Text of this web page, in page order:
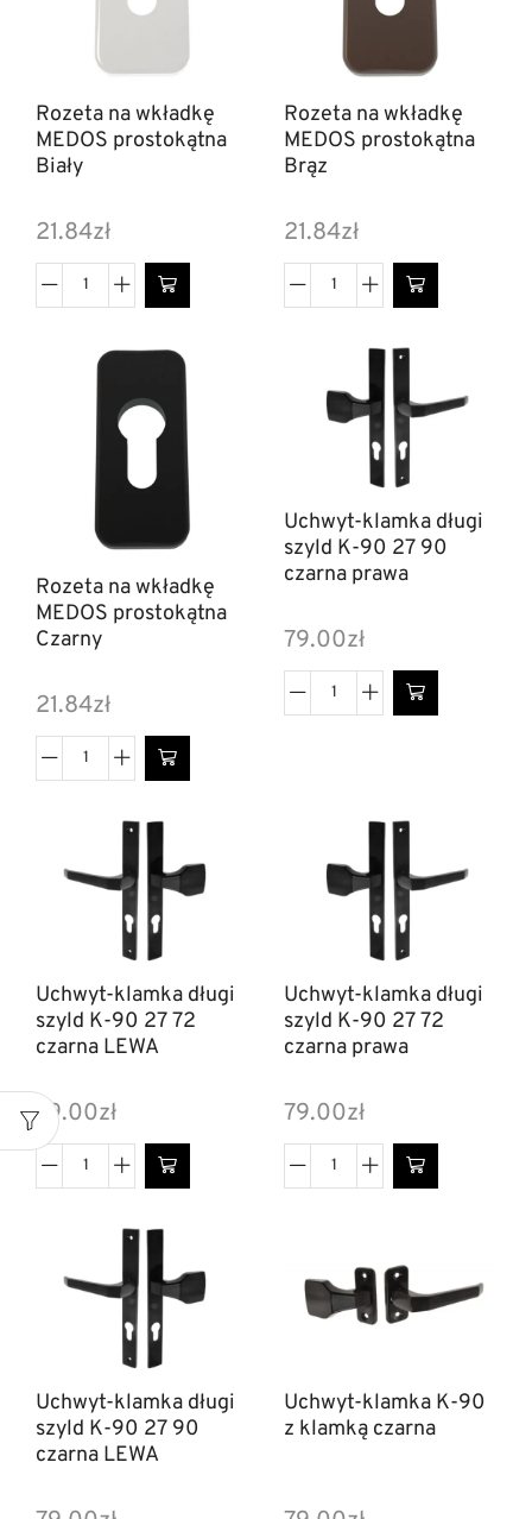
Rozeta na wkładkę
MEDOS prostokątna
Biały
21.84zł
Rozeta na wkładkę
MEDOS prostokątna
Brąz
21.84zł
Rozeta na wkładkę
MEDOS prostokątna
Czarny
21.84zł
Uchwyt-klamka długi
szyld K-90 27 90
czarna prawa
79.00zł
Uchwyt-klamka długi
szyld K-90 27 72
czarna LEWA
79.00zł
Uchwyt-klamka długi
szyld K-90 27 72
czarna prawa
79.00zł
Uchwyt-klamka długi
szyld K-90 27 90
czarna LEWA
Uchwyt-klamka K-90
z klamką czarna